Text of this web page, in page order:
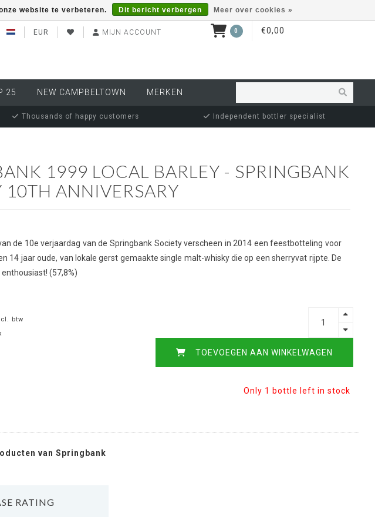
EUR MIJN ACCOUNT 0 €0,00
25 NEW CAMPBELTOWN MERKEN
Thousands of happy customers Independent bottler specialist
1999 LOCAL BARLEY - SPRINGBANK
10TH ANNIVERSARY
de 10e verjaardag van de Springbank Society verscheen in 2014 een feestbotteling voor
14 jaar oude, van lokale gerst gemaakte single malt-whisky die op een sherryvat rijpte. De
(57,8%)
btw
TOEVOEGEN AAN WINKELWAGEN
Only 1 bottle left in stock
van Springbank
RATING
website te verbeteren. Dit bericht verbergen Meer over cookies »